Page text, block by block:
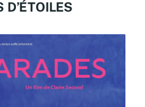
D’ÉTOILES